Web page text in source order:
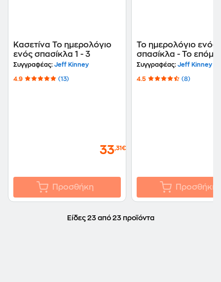
Κασετίνα Το ημερολόγιο
ενός σπασίκλα 1 - 3
Συγγραφέας: Jeff Kinney
4.9 (13)
33,31€
Προσθήκη
Το ημερολόγιο ενός
σπασίκλα - Το
κεφάλαιο
Συγγραφέας: Jeff Kinney
4.5 (8)
Προσθήκη
Είδες 23 από 23 προϊόντα